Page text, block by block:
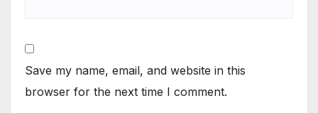
Save my name, email, and website in this
browser for the next time I comment.